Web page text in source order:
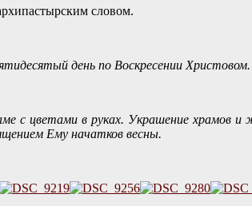
словом.
день по Воскресении Христовом.
с цветами в руках. Украшение храмов
Ему начатков весны.